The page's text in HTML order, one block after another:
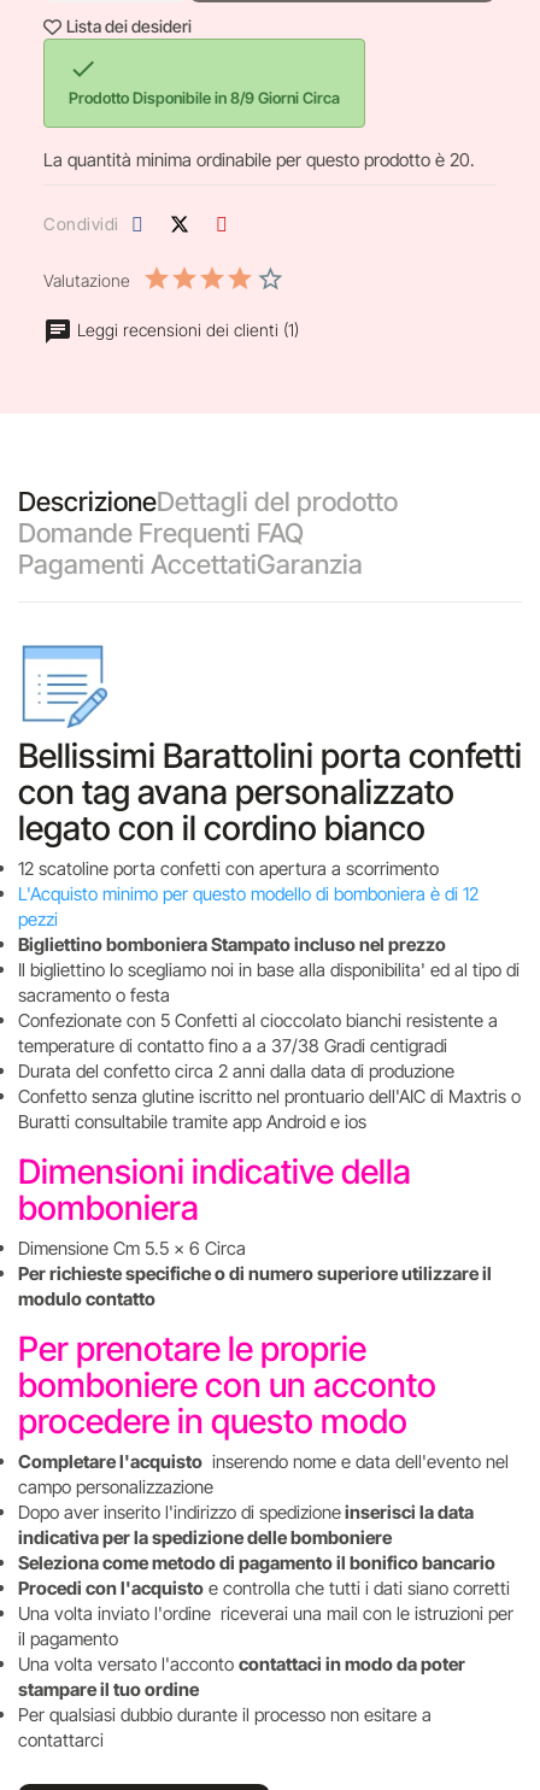
Lista dei desideri

Prodotto Disponibile in 8/9 Giorni Circa
La quantità minima ordinabile per questo prodotto è 20.
Condividi
Valutazione
Leggi recensioni dei clienti (1)
DescrizioneDettagli del prodotto
Domande Frequenti FAQ
Pagamenti AccettatiGaranzia
Bellissimi Barattolini porta confetti
con tag avana personalizzato
legato con il cordino bianco
12 scatoline porta confetti con apertura a scorrimento
L'Acquisto minimo per questo modello di bomboniera è di 12
pezzi
Bigliettino bomboniera Stampato incluso nel prezzo
Il bigliettino lo scegliamo noi in base alla disponibilita' ed al tipo di
sacramento o festa
Confezionate con 5 Confetti al cioccolato bianchi resistente a
temperature di contatto fino a a 37/38 Gradi centigradi
Durata del confetto circa 2 anni dalla data di produzione
Confetto senza glutine iscritto nel prontuario dell'AIC di Maxtris o
Buratti consultabile tramite app Android e ios
Dimensioni indicative della
bomboniera
Dimensione Cm 5.5 x 6 Circa
Per richieste specifiche o di numero superiore utilizzare il
modulo contatto
Per prenotare le proprie
bomboniere con un acconto
procedere in questo modo
Completare l'acquisto inserendo nome e data dell'evento nel
campo personalizzazione
Dopo aver inserito l'indirizzo di spedizioneinserisci la data
indicativa per la spedizione delle bomboniere
Seleziona come metodo di pagamento il bonifico bancario
Procedi con l'acquisto e controlla che tutti i dati siano corretti
Una volta inviato l'ordine riceverai una mail con le istruzioni per
il pagamento
Una volta versato l'acconto contattaci in modo da poter
stampare il tuo ordine
Per qualsiasi dubbio durante il processo non esitare a
contattarci